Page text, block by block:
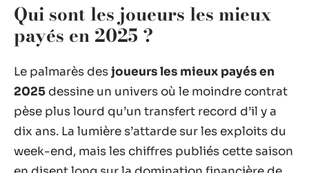
Qui sont les joueurs les mieux
payés en 2025 ?
Le palmarès desjoueurs les mieux payés en
2025 dessine un univers où le moindre contrat
pèse plus lourd qu’un transfert record d’il y a
dix ans. La lumière s’attarde sur les exploits du
week-end, mais les chiffres publiés cette saison